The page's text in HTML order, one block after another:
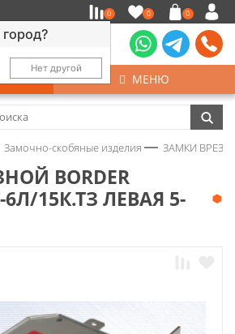
Нет другой
0 0 0
МЕНЮ
Замочно-скобяные изделия ЗАМКИ
BORDER
6Л/15К.ТЗ ЛЕВАЯ 5-